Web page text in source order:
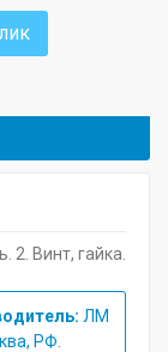
2. Винт, гайка.
ЛМ
РФ.